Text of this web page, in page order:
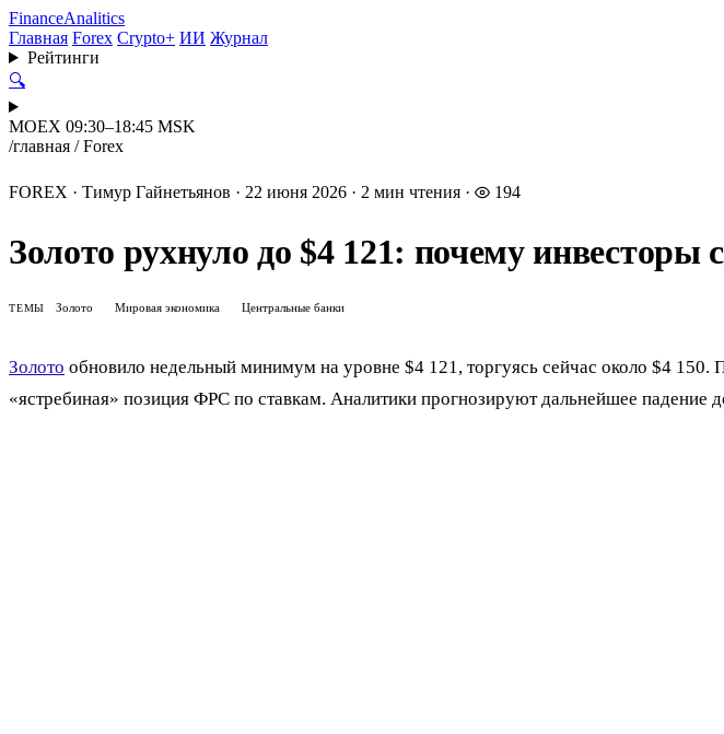
FinanceAnalitics
Главная Forex Crypto+ ИИ Журнал
Рейтинги
🔍
MOEX 09:30–18:45 MSK
/главная / Forex
FOREX · Тимур Гайнетьянов · 22 июня 2026 · 2 мин чтения · 194
Золото рухнуло до $4 121: почему инвесторы
ТЕМЫ Золото Мировая экономика Центральные банки
Золото обновило недельный минимум на уровне $4 121, торгуясь сейчас около $4
«ястребиная» позиция ФРС по ставкам. Аналитики прогнозируют дальнейшее падение